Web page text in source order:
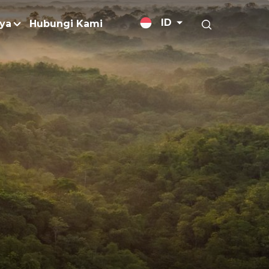
Kebakaran
Bebas Deforestasi
Rumah Kaca (GRK)
Limbah
Pengurangan Bahan
Margarin / Shortening
Minyak Goreng
Minyak untuk Pengaplikasian
Pengemulsi
Perawatan Kulit
Produk Rumah Tangga
Rumen Bypass Fats
Surfaktan
Trigliserida Rantai Menengah
Vitamin E
Berita
Data dan Publikasi
Hubungi Kami ID